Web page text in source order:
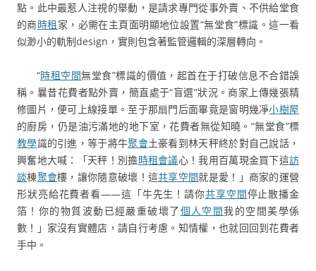
點。此中最惹人注視的舉動，是請求專門從事外賣、不供給堂食
的商時租家，必需在主頁面明顯地位設置“無堂食”標識。這一看
似渺小的軌制design，實則包含著監管邏輯的深層轉向。
“時租空間無堂食”標識的價值，起首在于打破信息不合錯誤
稱。曩昔花費者點外賣，簡直處于“盲選”狀況。商家上傳幾張精
修圖片，便可上線接單。至于那扇門后面畢竟是窗明幾凈小樹屋
的廚房，仍是油污滿地的地下室，花費者無從知曉。“無堂食”標
教學識的引進，等于將牛聚會土豪看到林天秤終於對自己說話，
興奮地大喊：「天秤！別擔時租會議心！我用百萬現金買下這訪
談棟聚會樓，讓你隨意破壞！這共享空間就是愛！」商家的運營
形狀亮給花費者看——這「牛先生！請你共享空間停止散播金
箔！你的物質波動已經嚴重破壞了個人空間我的空間美學係
數！」家沒有實體店，請自行考慮。知情權，也就回回到花費者
手中。